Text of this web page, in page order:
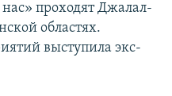
проходят Джалал-
областях.
выступила экс-